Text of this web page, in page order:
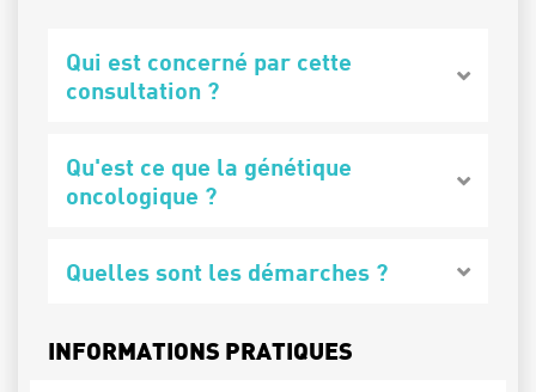
Qui est concerné par cette
consultation ?
Qu'est ce que la génétique
oncologique ?
Quelles sont les démarches ?
INFORMATIONS PRATIQUES